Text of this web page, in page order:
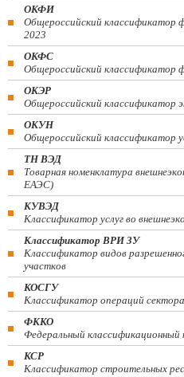
ОКФИ
Общероссийский классификатор
2023
ОКФС
Общероссийский классификатор
ОКЭР
Общероссийский классификатор
ОКУН
Общероссийский классификатор
ТН ВЭД
Товарная номенклатура
ЕАЭС)
КУВЭД
Классификатор услуг во
Классификатор ВРИ ЗУ
Классификатор видов
участков
КОСГУ
Классификатор операций сектора
ФККО
Федеральный классификационный
КСР
Классификатор строительных